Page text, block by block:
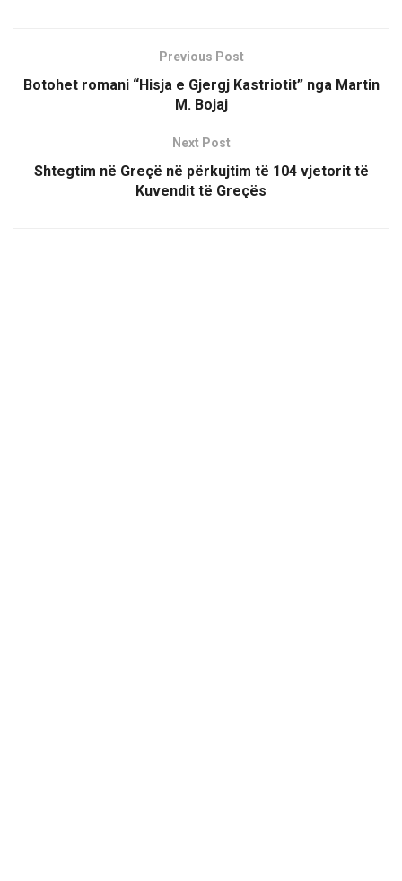
Previous Post
Botohet romani “Hisja e Gjergj Kastriotit” nga Martin
M. Bojaj
Next Post
Shtegtim në Greçë në përkujtim të 104 vjetorit të
Kuvendit të Greçës